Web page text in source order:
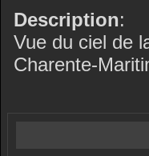
Description:
Vue du ciel de
Charente-